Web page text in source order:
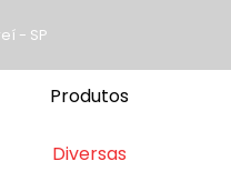
- SP
Produtos
Diversas